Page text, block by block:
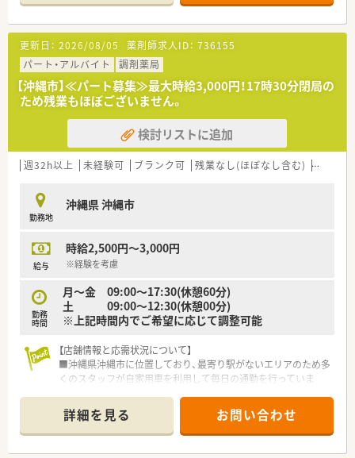
■店舗では薬剤師が2名から3名体制で勤務しており、スタッフ
同士が協力しながら日々の調剤業務を円滑に進めています。
【募集背景と求める人物像について】
■今回は体制強化のための欠員補充を目的としており、即戦力と
して活躍していただける正社員の薬剤師を募集しています。
■長期的なキャリア形成を視野に入れ、地域医療に貢献しながら
末永く就業していただける方を求めています。
■車の運転が可能で、在宅業務への対応や他店舗への応援等に対
して、柔軟かつ協調性を持って取り組める方を歓迎します。
【法人特徴について】
■完全週休2日制を採用しており、独立した2日の休日をしっか
つの店舗で腰を据えてじっくりと勤務できる環境です。
■沖縄中部エリアでの勤務薬剤師の募集となっており、これまで
の実務経験をしっかりと考慮した上で給与が決定されます。
■想定年収は550万円から650万円と、高収入を目指すことがで
■通勤交通費は別途支給され、各種手当や遠隔地手当などの諸手
当はすべて年俸額に含まれる形で支給される仕組みです。
更新日： 2026/08/05 薬剤師求人ID： 736155
パート・アルバイト
調剤薬局
【沖縄市】≪パート募集≫最大時給3,000円！17時30分閉局の
ため残業もほぼございません。
検討リストに追加
週32h以上 未経験可 ブランク可 残業なし(ほぼなし含む) 転勤な
勤務地
沖縄県 沖縄市
給与
時給2,500円～3,000円
※経験を考慮
勤務
時間
月～金 09:00～17:30(休憩60分)
土 09:00～12:30(休憩00分)
※上記時間内でご希望に応じて調整可能
【店舗情報と応需状況について】
■沖縄県沖縄市に位置しており、最寄り駅がないエリアのため多
くのスタッフが自家用車を利用して毎日の通勤を行っていま
■応需科目はリハビリテーション科や整形外科をはじめ、内科や
精神科など多岐にわたり、処方箋は1日に50枚から60枚です。
■店舗では薬剤師が2名から3名体制で勤務しており、スタッフ
同士が協力しながら日々の調剤業務を円滑に進めています。
詳細を見る お問い合わせ